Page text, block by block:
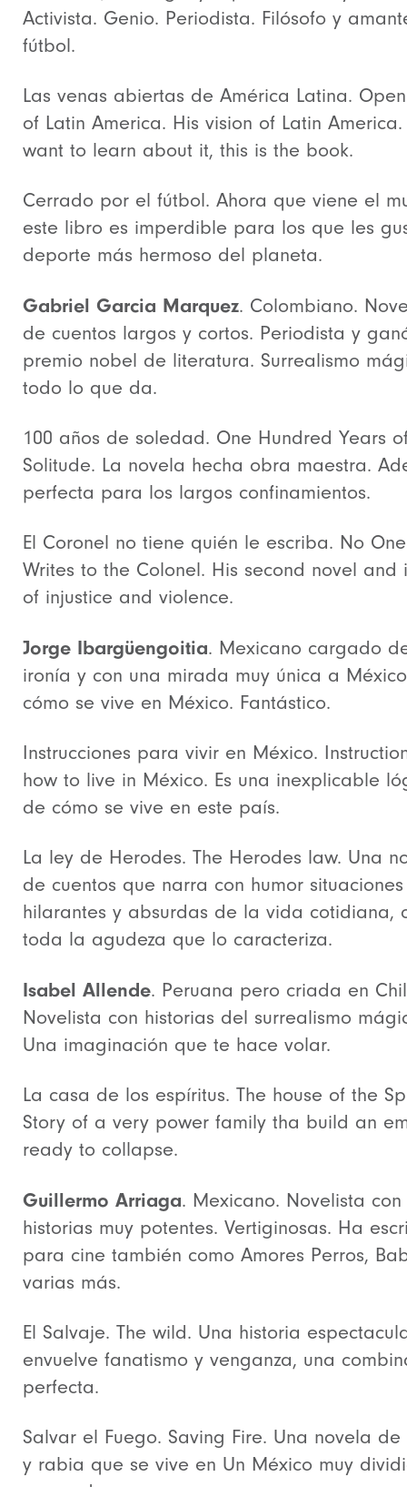
Activista. Genio. Periodista. Filósofo y
fútbol.
Las venas abiertas de América Latina.
of Latin America. His vision of Latin America.
want to learn about it, this is the book.
Cerrado por el fútbol. Ahora que viene el
este libro es imperdible para los que les
deporte más hermoso del planeta.
Gabriel Garcia Marquez. Colombiano.
de cuentos largos y cortos. Periodista y
premio nobel de literatura. Surrealismo
todo lo que da.
100 años de soledad. One Hundred Years
Solitude. La novela hecha obra maestra.
perfecta para los largos confinamientos.
El Coronel no tiene quién le escriba. No One
Writes to the Colonel. His second novel and
of injustice and violence.
Jorge Ibargüengoitia. Mexicano cargado
ironía y con una mirada muy única a
cómo se vive en México. Fantástico.
Instrucciones para vivir en México.
how to live in México. Es una inexplicable
de cómo se vive en este país.
La ley de Herodes. The Herodes law. Una
de cuentos que narra con humor situaciones
hilarantes y absurdas de la vida cotidiana,
toda la agudeza que lo caracteriza.
Isabel Allende. Peruana pero criada en
Novelista con historias del surrealismo
Una imaginación que te hace volar.
La casa de los espíritus. The house of the
Story of a very power family tha build an
ready to collapse.
Guillermo Arriaga. Mexicano. Novelista con
historias muy potentes. Vertiginosas. Ha
para cine también como Amores Perros,
varias más.
El Salvaje. The wild. Una historia
envuelve fanatismo y venganza, una
perfecta.
Salvar el Fuego. Saving Fire. Una novela
y rabia que se vive en Un México muy